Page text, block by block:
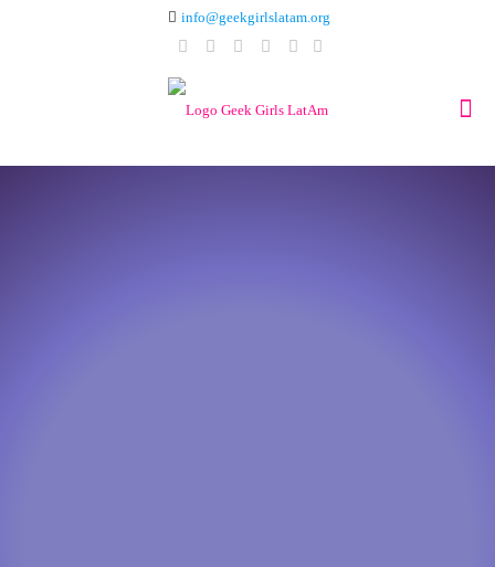
info@geekgirlslatam.org